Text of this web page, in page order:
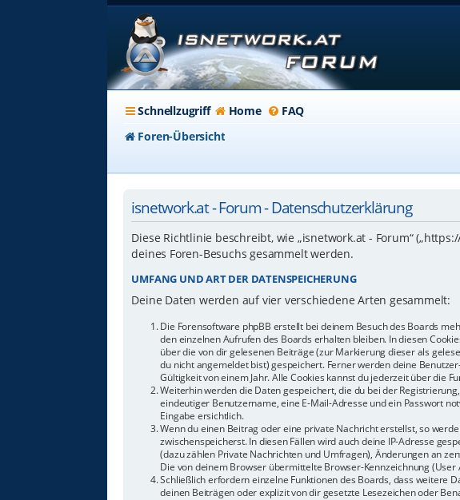
Schnellzugriff Home FAQ
Foren-Übersicht
isnetwork.at - Forum - Datenschutzerklärung
Diese Richtlinie beschreibt, wie „isnetwork.at - Forum“
deines Foren-Besuchs gesammelt werden.
UMFANG UND ART DER DATENSPEICHERUNG
Deine Daten werden auf vier verschiedene Arten gesammelt:
Die Forensoftware phpBB erstellt bei deinem Besuch des Boards
den einzelnen Aufrufen des Boards erhalten bleiben. In diesen
über die von dir gelesenen Beiträge (zur Markierung dieser als
du nicht angemeldet bist) gespeichert. Ferner werden deine
Gültigkeit von einem Jahr. Alle Cookies kannst du jederzeit über die
Weiterhin werden die Daten gespeichert, die du bei der
eindeutiger Benutzername, eine E-Mail-Adresse und ein Passwort
Eingabe ersichtlich.
Wenn du einen Beitrag oder eine private Nachricht erstellst, so
zwischenspeicherst. In diesen Fällen wird auch deine IP-Adresse
(dazu zählen Private Nachrichten und Umfragen), Änderungen an
Die von deinem Browser übermittelte Browser-Kennzeichnung
Schließlich erfordern einzelne Funktionen des Boards, dass weitere
deinen Beiträgen oder explizit von dir gesetzte Lesezeichen oder